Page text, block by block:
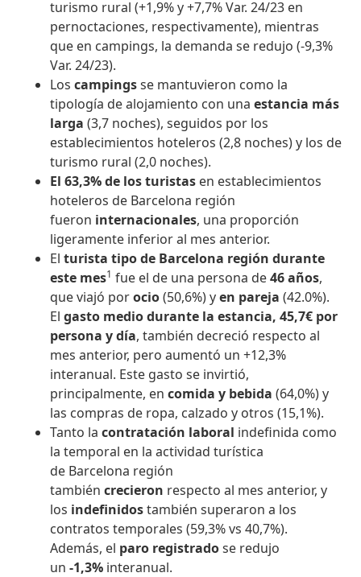
turismo rural (+1,9% y +7,7% Var. 24/23 en
pernoctaciones, respectivamente), mientras
que en campings, la demanda se redujo (-9,3%
Var. 24/23).
Loscampingsse mantuvieron como la
tipología de alojamiento con unaestancia más
larga (3,7 noches), seguidos por los
establecimientos hoteleros (2,8 noches) y los de
turismo rural (2,0 noches).
El 63,3% de los turistas en establecimientos
hoteleros de Barcelona región
fueron internacionales, una proporción
ligeramente inferior al mes anterior.
Elturista tipo de Barcelona región durante
este mes1 fue el de una persona de46 años,
que viajó porocio(50,6%) yen pareja (42.0%).
Elgasto medio durante la estancia, 45,7€ por
persona y día, también decreció respecto al
mes anterior, pero aumentó un +12,3%
interanual. Este gasto se invirtió,
principalmente, encomida y bebida(64,0%) y
las compras de ropa, calzado y otros (15,1%).
Tanto lacontratación laboral indefinida como
la temporal en la actividad turística
de Barcelona región
tambiéncrecieron respecto al mes anterior, y
los indefinidostambién superaron a los
contratos temporales (59,3% vs 40,7%).
Además, el paro registradose redujo
un-1,3% interanual.